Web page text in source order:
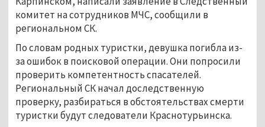
комитет на сотрудников МЧС, сообщили в
региональном СК.
По словам родных туристки, девушка погибла из-
за ошибок в поисковой операции. Они попросили
проверить компетентность спасателей.
Региональный СК начал доследственную
проверку, разбираться в обстоятельствах смерти
туристки будут следователи Краснотурьинска.